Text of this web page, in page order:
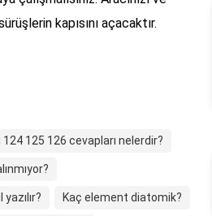
kapısını açacaktır.
124 125 126 cevapları nelerdir?
Kaç element diatomik?